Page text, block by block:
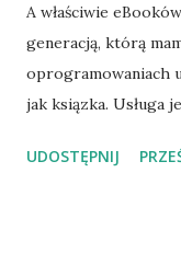
A właściwie
generacją, którą
oprogramowaniach
jak ksiązka. Usługa
ksiazke-z-
UDOSTĘPNIJ